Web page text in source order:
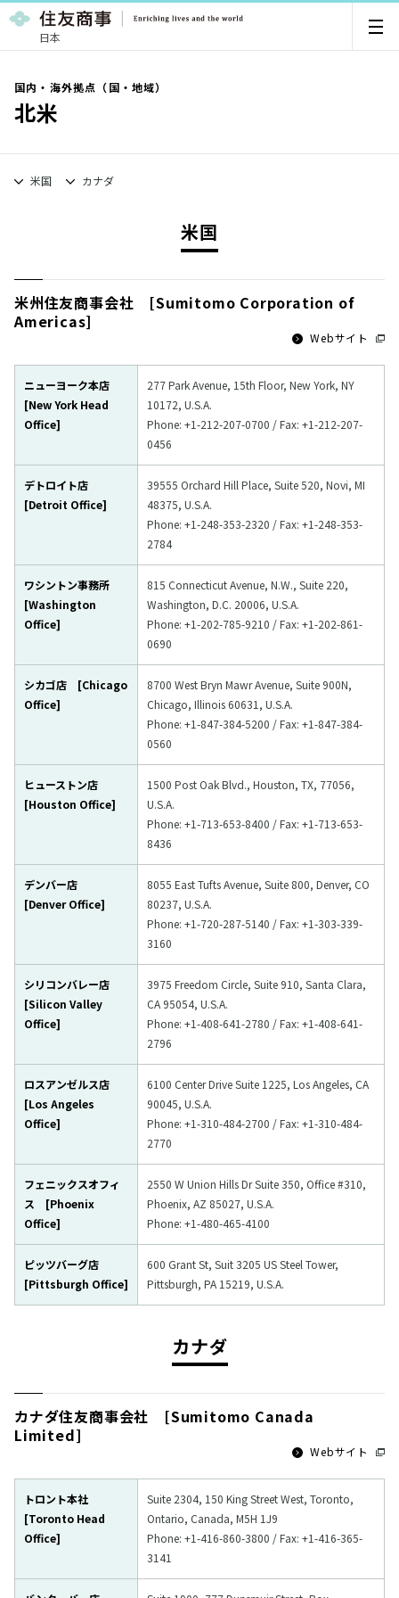
日本
国内・海外拠点（国・地域）
北米
米国 カナダ
米国
米州住友商事会社 [Sumitomo Corporation of
Americas]
Webサイト
ニューヨーク本店
[New York Head
Office]
277 Park Avenue, 15th Floor, New York, NY
10172, U.S.A.
Phone: +1-212-207-0700 / Fax: +1-212-207-
0456
デトロイト店
[Detroit Office]
39555 Orchard Hill Place, Suite 520, Novi, MI
48375, U.S.A.
Phone: +1-248-353-2320 / Fax: +1-248-353-
2784
ワシントン事務所
[Washington
Office]
815 Connecticut Avenue, N.W., Suite 220,
Washington, D.C. 20006, U.S.A.
Phone: +1-202-785-9210 / Fax: +1-202-861-
0690
シカゴ店 [Chicago
Office]
8700 West Bryn Mawr Avenue, Suite 900N,
Chicago, Illinois 60631, U.S.A.
Phone: +1-847-384-5200 / Fax: +1-847-384-
0560
ヒューストン店
[Houston Office]
1500 Post Oak Blvd., Houston, TX, 77056,
U.S.A.
Phone: +1-713-653-8400 / Fax: +1-713-653-
8436
デンバー店
[Denver Office]
8055 East Tufts Avenue, Suite 800, Denver, CO
80237, U.S.A.
Phone: +1-720-287-5140 / Fax: +1-303-339-
3160
シリコンバレー店
[Silicon Valley
Office]
3975 Freedom Circle, Suite 910, Santa Clara,
CA 95054, U.S.A.
Phone: +1-408-641-2780 / Fax: +1-408-641-
2796
ロスアンゼルス店
[Los Angeles
Office]
6100 Center Drive Suite 1225, Los Angeles, CA
90045, U.S.A.
Phone: +1-310-484-2700 / Fax: +1-310-484-
2770
フェニックスオフィ
ス [Phoenix
Office]
2550 W Union Hills Dr Suite 350, Office #310,
Phoenix, AZ 85027, U.S.A.
Phone: +1-480-465-4100
ピッツバーグ店
[Pittsburgh Office]
600 Grant St, Suit 3205 US Steel Tower,
Pittsburgh, PA 15219, U.S.A.
カナダ
カナダ住友商事会社 [Sumitomo Canada
Limited]
Webサイト
トロント本社
[Toronto Head
Office]
Suite 2304, 150 King Street West, Toronto,
Ontario, Canada, M5H 1J9
Phone: +1-416-860-3800 / Fax: +1-416-365-
3141